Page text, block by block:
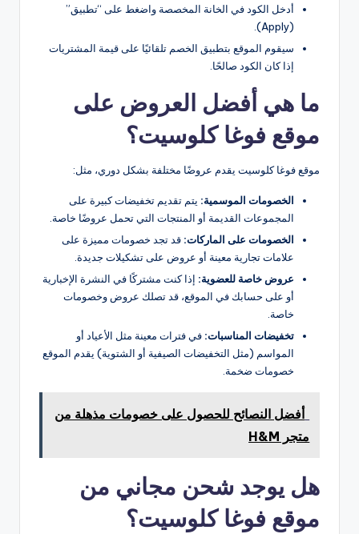
أدخل الكود في الخانة المخصصة واضغط على “تطبيق”
(Apply).
سيقوم الموقع بتطبيق الخصم تلقائيًا على قيمة المشتريات
إذا كان الكود صالحًا.
ما هي أفضل العروض على
موقع فوغا كلوسيت؟
موقع فوغا كلوسيت يقدم عروضًا مختلفة بشكل دوري، مثل:
الخصومات الموسمية: يتم تقديم تخفيضات كبيرة على
المجموعات القديمة أو المنتجات التي تحمل عروضًا خاصة.
الخصومات على الماركات: قد تجد خصومات مميزة على
علامات تجارية معينة أو عروض على تشكيلات جديدة.
عروض خاصة للعضوية: إذا كنت مشتركًا في النشرة الإخبارية
أو على حسابك في الموقع، قد تصلك عروض وخصومات
خاصة.
تخفيضات المناسبات: في فترات معينة مثل الأعياد أو
المواسم (مثل التخفيضات الصيفية أو الشتوية) يقدم الموقع
خصومات ضخمة.
أفضل النصائح للحصول على خصومات مذهلة من
متجر H&M
هل يوجد شحن مجاني من
موقع فوغا كلوسيت؟